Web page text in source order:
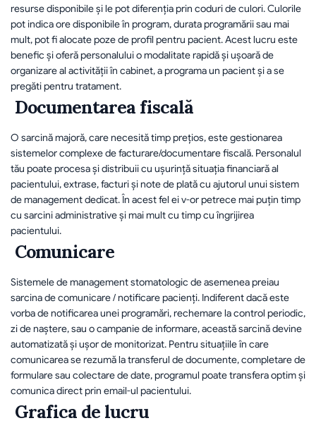
resurse disponibile și le pot diferenția prin coduri de culori. Culorile
pot indica ore disponibile în program, durata programării sau mai
mult, pot fi alocate poze de profil pentru pacient. Acest lucru este
benefic și oferă personalului o modalitate rapidă și ușoară de
organizare al activității în cabinet, a programa un pacient și a se
pregăti pentru tratament.
Documentarea fiscală
O sarcină majoră, care necesită timp prețios, este gestionarea
sistemelor complexe de facturare/documentare fiscală. Personalul
tău poate procesa și distribuii cu ușurință situația financiară al
pacientului, extrase, facturi și note de plată cu ajutorul unui sistem
de management dedicat. În acest fel ei v-or petrece mai puțin timp
cu sarcini administrative și mai mult cu timp cu îngrijirea
pacientului.
Comunicare
Sistemele de management stomatologic de asemenea preiau
sarcina de comunicare / notificare pacienți. Indiferent dacă este
vorba de notificarea unei programări, rechemare la control periodic,
zi de naștere, sau o campanie de informare, această sarcină devine
automatizată și ușor de monitorizat. Pentru situațiile în care
comunicarea se rezumă la transferul de documente, completare de
formulare sau colectare de date, programul poate transfera optim și
comunica direct prin email-ul pacientului.
Grafica de lucru